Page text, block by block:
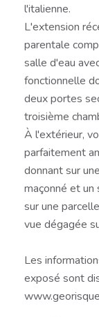
l'italienne.
L'extension
parentale
salle d'eau
fonctionnelle
deux portes
troisième
À l'extérieur,
parfaitement
donnant sur
maçonné et
sur une
vue dégagée
Les
exposé sont